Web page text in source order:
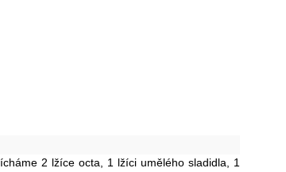
2 lžíce octa, 1 lžíci umělého sladidla, 1